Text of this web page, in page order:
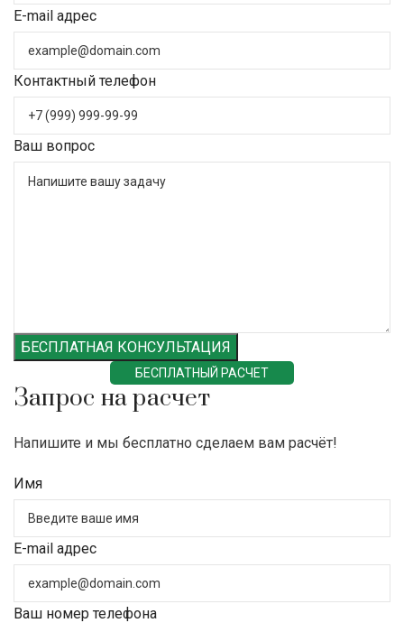
E-mail адрес
Контактный телефон
Ваш вопрос
БЕСПЛАТНАЯ КОНСУЛЬТАЦИЯ
БЕСПЛАТНЫЙ РАСЧЕТ
Запрос на расчет
Напишите и мы бесплатно сделаем вам расчёт!
Имя
E-mail адрес
Ваш номер телефона